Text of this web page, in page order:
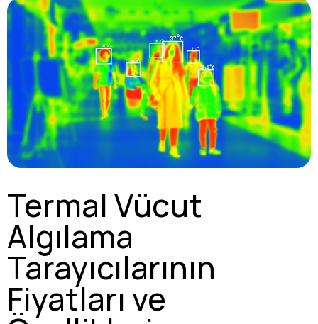
Termal Vücut
Algılama
Tarayıcılarının
Fiyatları ve